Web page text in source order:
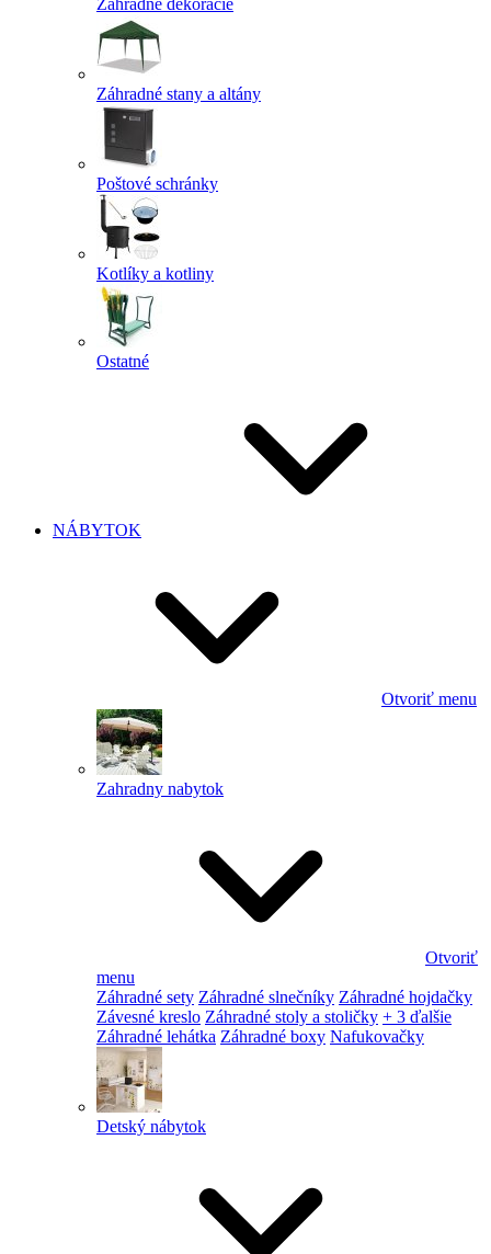
Záhradné dekorácie
Záhradné stany a altány
Poštové schránky
Kotlíky a kotliny
Ostatné
NÁBYTOK
Otvoriť menu
Zahradny nabytok
Otvoriť
menu
Záhradné sety Záhradné slnečníky Záhradné hojdačky
Závesné kreslo Záhradné stoly a stoličky + 3 ďalšie
Záhradné lehátka Záhradné boxy Nafukovačky
Detský nábytok